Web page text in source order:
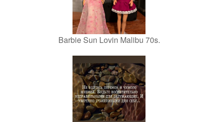
Barbie Sun Lovin Malibu 70s.